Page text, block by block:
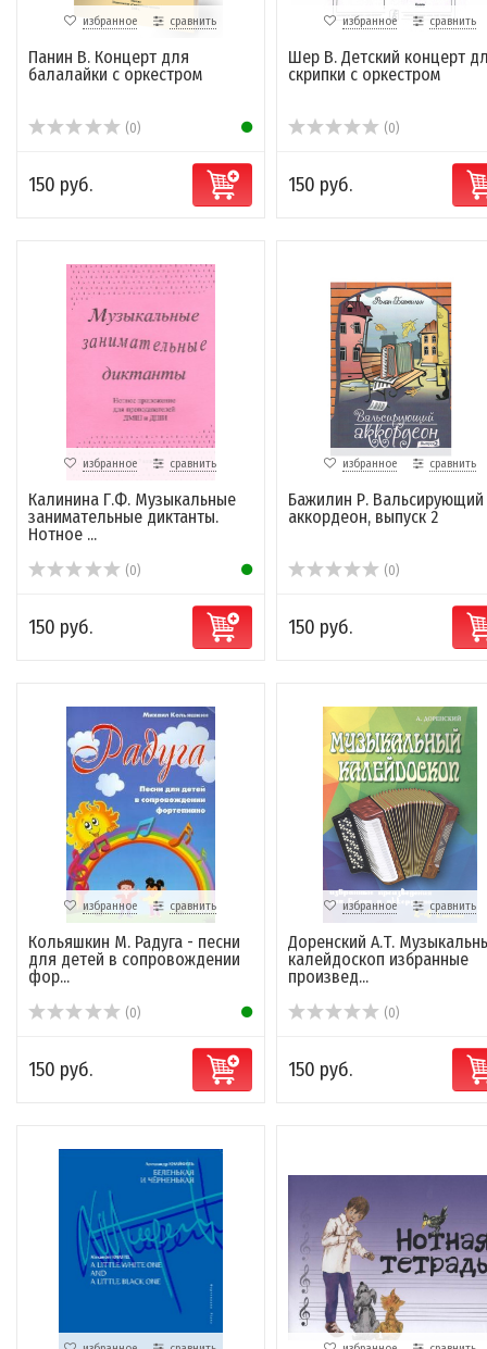
избранное сравнить
Панин В. Концерт для
балалайки с оркестром
(0)
150 руб.
избранное сравнить
Шер В. Детский концерт
скрипки с оркестром
(0)
150 руб.
избранное сравнить
Калинина Г.Ф. Музыкальные
занимательные диктанты.
Нотное ...
(0)
150 руб.
избранное сравнить
Бажилин Р. Вальсирующий
аккордеон, выпуск 2
(0)
150 руб.
избранное сравнить
Кольяшкин М. Радуга - песни
для детей в сопровождении
фор...
(0)
150 руб.
избранное сравнить
Доренский А.Т.
калейдоскоп избранные
произвед...
(0)
150 руб.